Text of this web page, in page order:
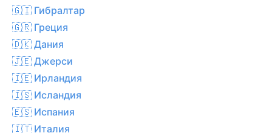
🇬🇮 Гибралтар
🇬🇷 Греция
🇩🇰 Дания
🇯🇪 Джерси
🇮🇪 Ирландия
🇮🇸 Исландия
🇪🇸 Испания
🇮🇹 Италия